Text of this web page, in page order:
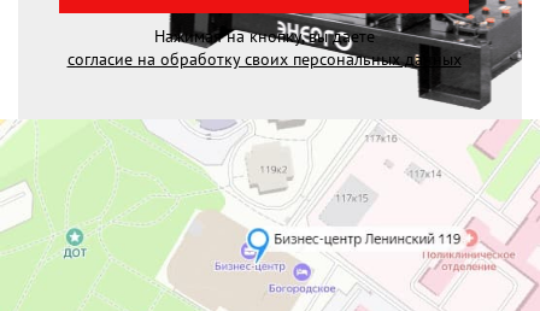
Нажимая на кнопку, вы даете
согласие на обработку своих персональных данных